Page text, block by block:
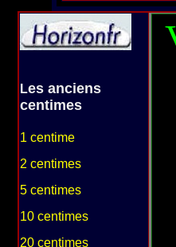
Les anciens
centimes
1 centime
2 centimes
5 centimes
10 centimes
20 centimes